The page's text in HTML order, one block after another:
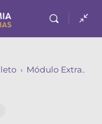
Módulo Extra de Neuromarketing